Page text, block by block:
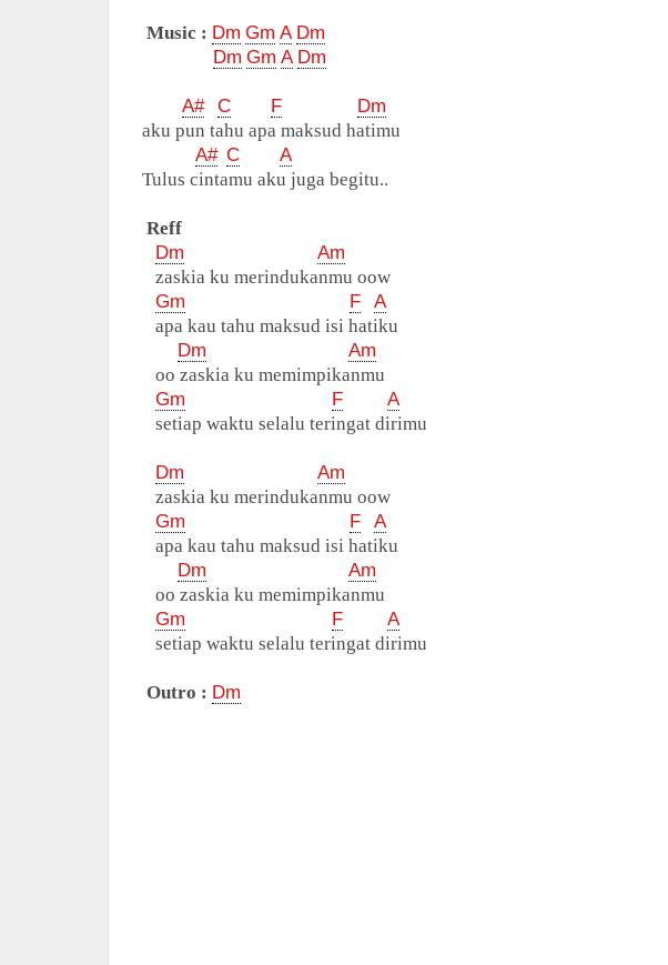
Music : Dm Gm A Dm
Dm Gm A Dm
A# C F
Dm
aku pun tahu apa maksud hatimu
A# C
A
Tulus cintamu aku juga begitu..
Reff
Dm
Am
zaskia ku merindukanmu oow
Gm
F
A
apa kau tahu maksud isi hatiku
Dm
Am
oo zaskia ku memimpikanmu
Gm
F
A
setiap waktu selalu teringat dirimu
Dm
Am
zaskia ku merindukanmu oow
Gm
F
A
apa kau tahu maksud isi hatiku
Dm
Am
oo zaskia ku memimpikanmu
Gm
F
A
setiap waktu selalu teringat dirimu
Outro : Dm